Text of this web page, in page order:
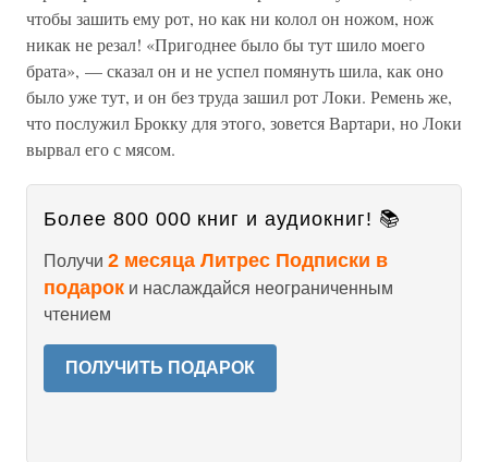
чтобы зашить ему рот, но как ни колол он ножом, нож
никак не резал! «Пригоднее было бы тут шило моего
брата», — сказал он и не успел помянуть шила, как оно
было уже тут, и он без труда зашил рот Локи. Ремень же,
что послужил Брокку для этого, зовется Вартари, но Локи
вырвал его с мясом.
Более 800 000 книг и аудиокниг! 📚
Получи 2 месяца Литрес Подписки в
подарок и наслаждайся неограниченным
чтением
ПОЛУЧИТЬ ПОДАРОК